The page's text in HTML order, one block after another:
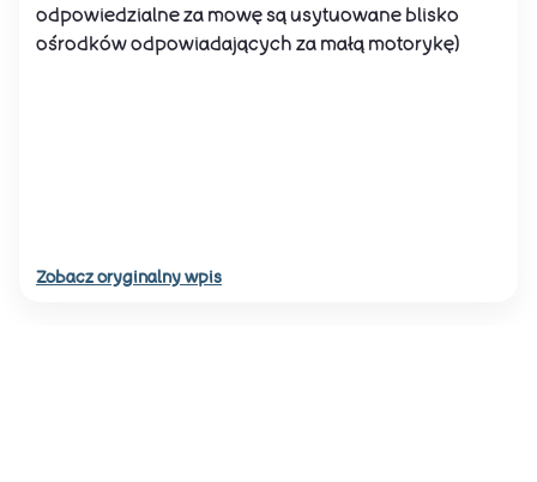
odpowiedzialne za mowę są usytuowane blisko
ośrodków odpowiadających za małą motorykę)
Zobacz oryginalny wpis